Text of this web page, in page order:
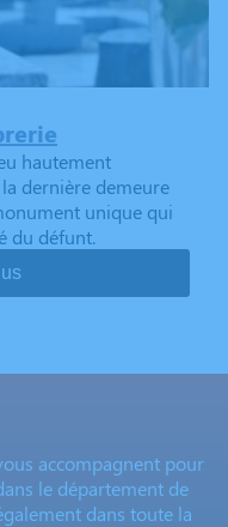
hautement
dernière demeure
unique qui
du défunt.
accompagnent pour
le département de
dans toute la